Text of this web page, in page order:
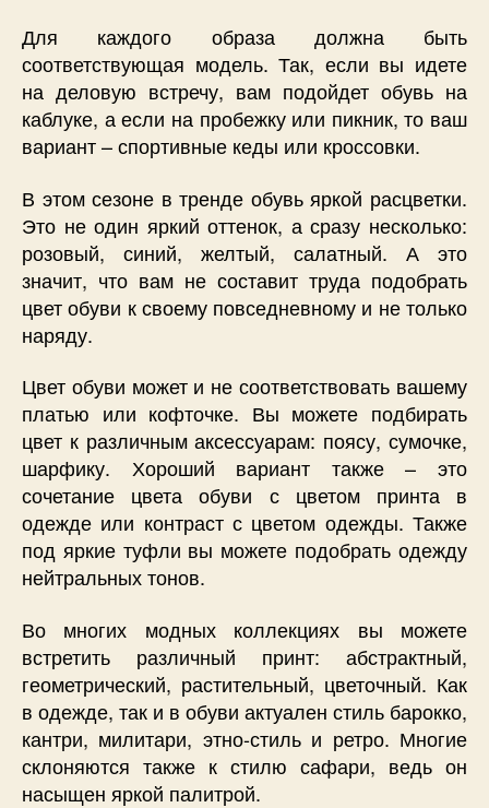
Для каждого образа должна быть
соответствующая модель. Так, если вы идете
на деловую встречу, вам подойдет обувь на
каблуке, а если на пробежку или пикник, то ваш
вариант – спортивные кеды или кроссовки.
В этом сезоне в тренде обувь яркой расцветки.
Это не один яркий оттенок, а сразу несколько:
розовый, синий, желтый, салатный. А это
значит, что вам не составит труда подобрать
цвет обуви к своему повседневному и не только
наряду.
Цвет обуви может и не соответствовать вашему
платью или кофточке. Вы можете подбирать
цвет к различным аксессуарам: поясу, сумочке,
шарфику. Хороший вариант также – это
сочетание цвета обуви с цветом принта в
одежде или контраст с цветом одежды. Также
под яркие туфли вы можете подобрать одежду
нейтральных тонов.
Во многих модных коллекциях вы можете
встретить различный принт: абстрактный,
геометрический, растительный, цветочный. Как
в одежде, так и в обуви актуален стиль барокко,
кантри, милитари, этно-стиль и ретро. Многие
склоняются также к стилю сафари, ведь он
насыщен яркой палитрой.